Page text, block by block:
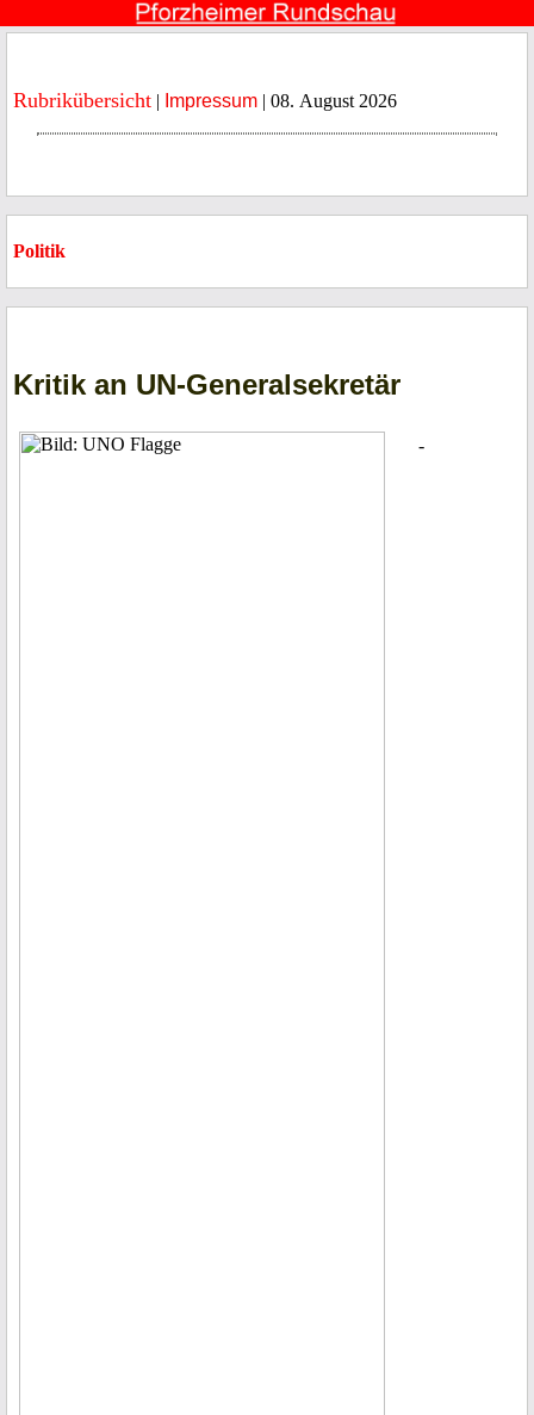
Rubrikübersicht | Impressum | 08. August 2026
Politik
Kritik an UN-Generalsekretär
-